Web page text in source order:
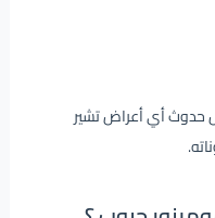
حدوث أي أعراض تشير